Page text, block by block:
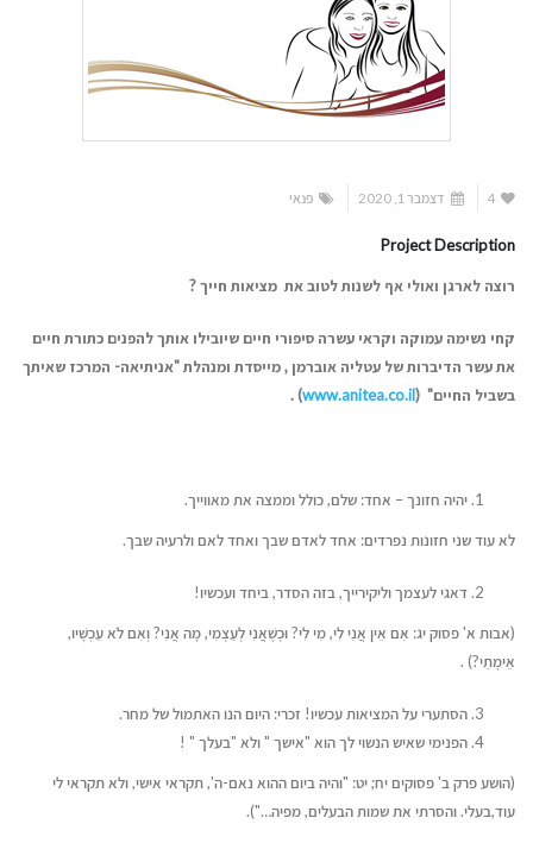
4 דצמבר 1, 2020 פנאי
Project Description
רוצה לארגן ואולי אף לשנות לטוב את מציאות חייך ?
קחי נשימה עמוקה וקראי עשרה סיפורי חיים שיובילו אותך להפנים כתורת חיים
את עשר הדיברות של עטליה אוברמן , מייסדת ומנהלת "אניתיאה- המרכז שאיתך
בשביל החיים" (
www.anitea.co.il
)
.
יהיה חזונך – אחד: שלם, כולל וממצה את מאווייך.
לא עוד שני חזונות נפרדים: אחד לאדם שבך ואחד לאם ולרעיה שבך.
דאגי לעצמך וליקירייך, בזה הסדר, ביחד ועכשיו!
(אבות א' פסוק יג: אִם אֵין אֲנִי לִי, מִי לִי? וּכְשֶׁאֲנִי לְעַצְמִי, מָה אֲנִי? וְאִם לֹא עַכְשָׁיו,
אֵימָתַי?) .
הסתערי על המציאות עכשיו! זכרי: היום הנו האתמול של מחר.
הפנימי שאיש הנשוי לך הוא "אישך " ולא "בעלך " !
(הושע פרק ב' פסוקים יח; יט: "והיה ביום ההוא נאם-ה', תקראי אישי, ולא תקראי לי
עוד,בעלי. והסרתי את שמות הבעלים, מפיה…").